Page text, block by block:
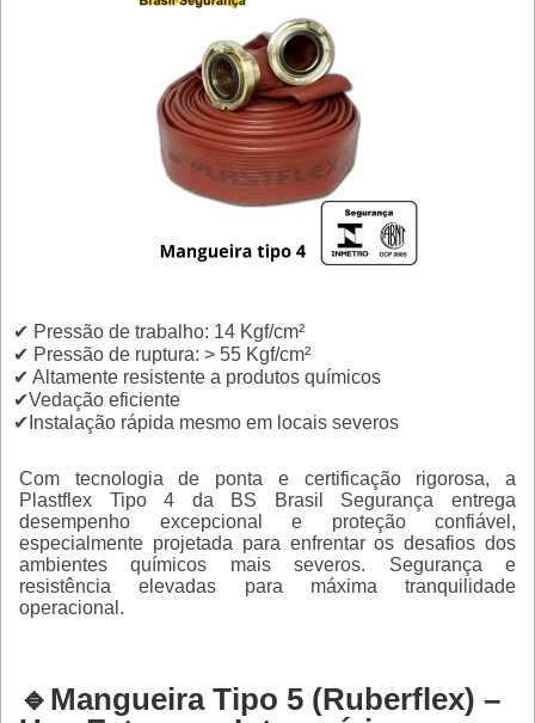
✔ Pressão de trabalho: 14 Kgf/cm²
✔ Pressão de ruptura: > 55 Kgf/cm²
✔ Altamente resistente a produtos químicos
✔Vedação eficiente
✔Instalação rápida mesmo em locais severos
Com tecnologia de ponta e certificação rigorosa, a
Plastflex Tipo 4 da BS Brasil Segurança entrega
desempenho excepcional e proteção confiável,
especialmente projetada para enfrentar os desafios dos
ambientes químicos mais severos. Segurança e
resistência elevadas para máxima tranquilidade
operacional.
🔹Mangueira Tipo 5 (Ruberflex) –